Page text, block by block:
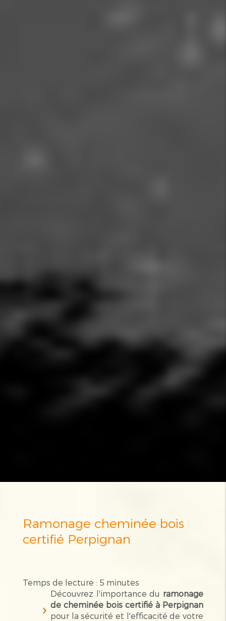
Ramonage cheminée bois
certifié Perpignan
Temps de lecture : 5 minutes
Découvrez l'importance du ramonage
de cheminée bois certifié à Perpignan
pour la sécurité et l'efficacité de votre